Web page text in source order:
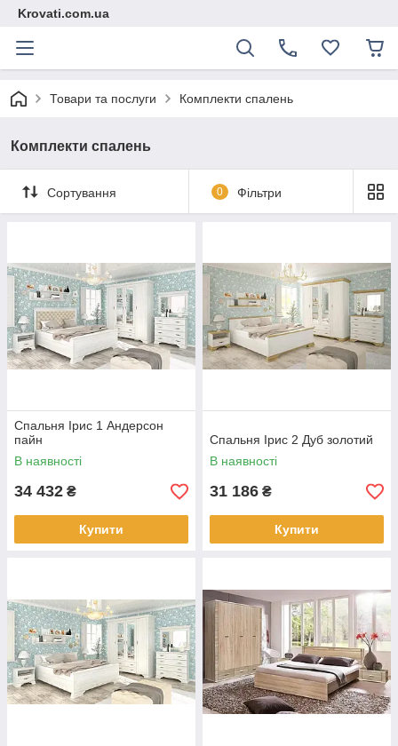
Krovati.com.ua
Товари та послуги Комплекти спалень
Комплекти спалень
Сортування 0 Фільтри
Спальня Ірис 1 Андерсон
пайн
В наявності
34 432 ₴
Купити
Спальня Ірис 2 Дуб золотий
В наявності
31 186 ₴
Купити